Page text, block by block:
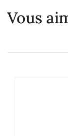
Vous